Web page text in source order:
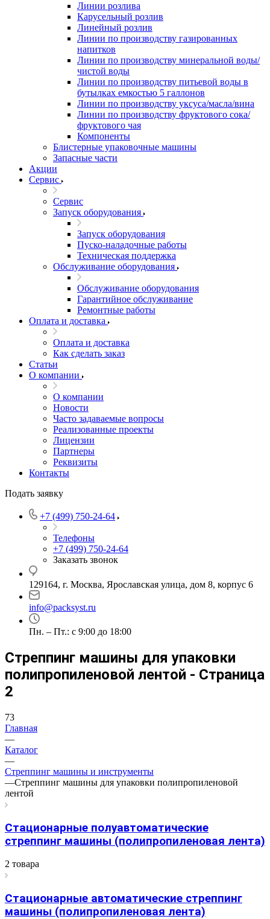
Линии розлива
Карусельный розлив
Линейный розлив
Линии по производству газированных
напитков
Линии по производству минеральной воды/
чистой воды
Линии по производству питьевой воды в
бутылках емкостью 5 галлонов
Линии по производству уксуса/масла/вина
Линии по производству фруктового сока/
фруктового чая
Компоненты
Блистерные упаковочные машины
Запасные части
Акции
Сервис
Сервис
Запуск оборудования
Запуск оборудования
Пуско-наладочные работы
Техническая поддержка
Обслуживание оборудования
Обслуживание оборудования
Гарантийное обслуживание
Ремонтные работы
Оплата и доставка
Оплата и доставка
Как сделать заказ
Статьи
О компании
О компании
Новости
Часто задаваемые вопросы
Реализованные проекты
Лицензии
Партнеры
Реквизиты
Контакты
Подать заявку
+7 (499) 750-24-64
Телефоны
+7 (499) 750-24-64
Заказать звонок
129164, г. Москва, Ярославская улица, дом 8, корпус 6
info@packsyst.ru
Пн. – Пт.: с 9:00 до 18:00
Стреппинг машины для упаковки
полипропиленовой лентой - Страница
2
73
Главная
—
Каталог
—
Стреппинг машины и инструменты
—Стреппинг машины для упаковки полипропиленовой
лентой
Стационарные полуавтоматические
стреппинг машины (полипропиленовая лента)
2 товара
Стационарные автоматические стреппинг
машины (полипропиленовая лента)